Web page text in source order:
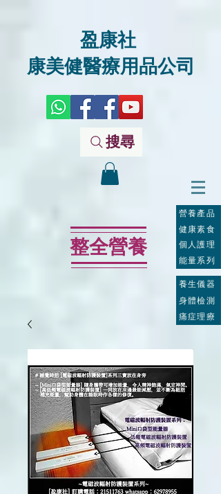
盈康社
康美健醫療用品公司
搜尋
整全營養
營養產品
個人護理
能量系列
健康素食
養生儀器
身體檢測
痛症理療